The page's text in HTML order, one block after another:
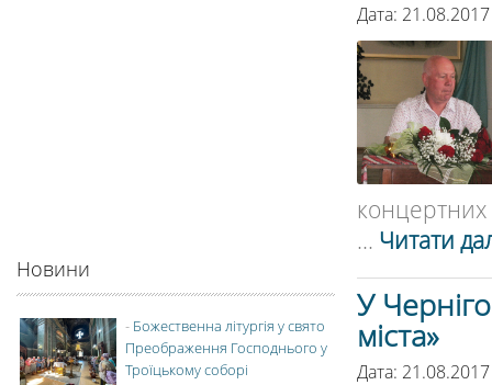
Дата:
... Читати
У
міста»
Дата:
Новини
- Божественна літургія у свято
Преображення Господнього у
Троїцькому соборі